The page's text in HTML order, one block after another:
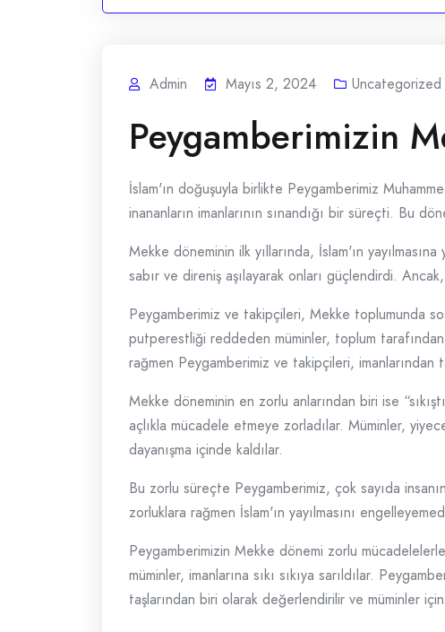
Admin Mayıs 2, 2024 Uncategorized
Peygamberimizin
İslam'ın doğuşuyla birlikte Peygamberimiz
inananların imanlarının sınandığı bir süreçti. Bu
Mekke döneminin ilk yıllarında, İslam'ın
sabır ve direniş aşılayarak onları güçlendirdi.
Peygamberimiz ve takipçileri, Mekke toplumunda
putperestliği reddeden müminler, toplum
rağmen Peygamberimiz ve takipçileri,
Mekke döneminin en zorlu anlarından biri ise
açlıkla mücadele etmeye zorladılar. Müminler,
dayanışma içinde kaldılar.
Bu zorlu süreçte Peygamberimiz, çok sayıda
zorluklara rağmen İslam'ın yayılmasını
Peygamberimizin Mekke dönemi zorlu
müminler, imanlarına sıkı sıkıya sarıldılar.
taşlarından biri olarak değerlendirilir ve müminler